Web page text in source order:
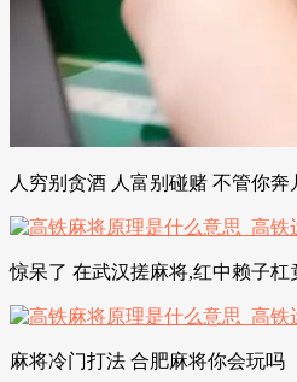
人穷别贪酒 人富别碰赌 不管你奔
惊呆了 在武汉搓麻将,红中赖子杠
麻将冷门打法 合肥麻将你会玩吗